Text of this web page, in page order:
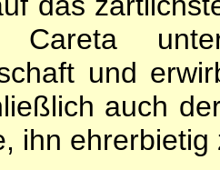
Careta
und
auch
ihn ehrerbietig